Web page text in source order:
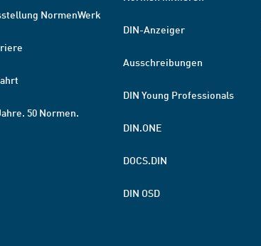
NormenWerk
50 Normen.
DIN-Anzeiger
Ausschreibungen
DIN Young Professionals
DIN.ONE
DOCS.DIN
DIN OSD